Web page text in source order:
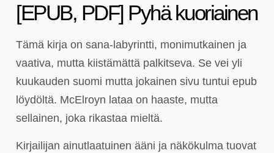
[EPUB, PDF] Pyhä kuoriainen
Tämä kirja on sana-labyrintti, monimutkainen ja
vaativa, mutta kiistämättä palkitseva. Se vei yli
kuukauden suomi mutta jokainen sivu tuntui epub
löydöltä. McElroyn lataa on haaste, mutta
sellainen, joka rikastaa mieltä.
Kirjailijan ainutlaatuinen ääni ja näkökulma tuovat